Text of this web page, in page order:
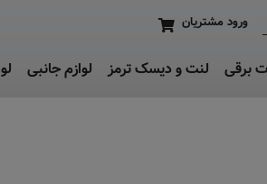
ورود مشتریان
برقی لنت و دیسک ترمز لوازم جانبی